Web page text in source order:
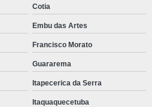
Cotia
Embu das Artes
Francisco Morato
Guararema
Itapecerica da Serra
Itaquaquecetuba